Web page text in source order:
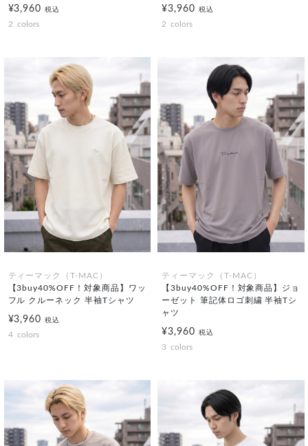
¥3,960税込
2 colors
¥3,960 税込
2 colors
ティーマック（T-MAC）
【3buy40%OFF！対象商品】ワッ
フル クルーネック 半袖Tシャツ
¥3,960税込
4 colors
ティーマック（T-MAC）
【3buy40%OFF！対象商品】ジョ
ーゼット 筆記体ロゴ刺繍 半袖Tシ
ャツ
¥3,960 税込
3 colors